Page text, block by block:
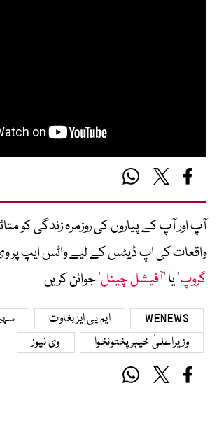
آپ اور آپ کے پیاروں کی روزمرہ زندگی کو
واقعات کی اپ ڈیٹس کے لیے واٹس ایپ پر وی
گروپ‘ یا ’آفیشل چینل‘ جوائن کریں
WENEWS ایم پی ایز بغاوت
وزیراعلیٰ خیبرپختونخوا
وی نیوز